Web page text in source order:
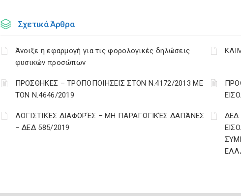
Σχετικά Άρθρα
Άνοιξε η εφαρμογή για τις φορολογικές δηλώσεις
φυσικών προσώπων
ΠΡΟΣΘΗΚΕΣ – ΤΡΟΠΟΠΟΙΗΣΕΙΣ ΣΤΟΝ Ν.4172/2013 ΜΕ
ΤΟΝ Ν.4646/2019
ΛΟΓΙΣΤΙΚΈΣ ΔΙΑΦΟΡΈΣ – ΜΗ ΠΑΡΑΓΩΓΙΚΈΣ ΔΑΠΆΝΕΣ
– ΔΕΔ 585/2019
ΔΕΔ